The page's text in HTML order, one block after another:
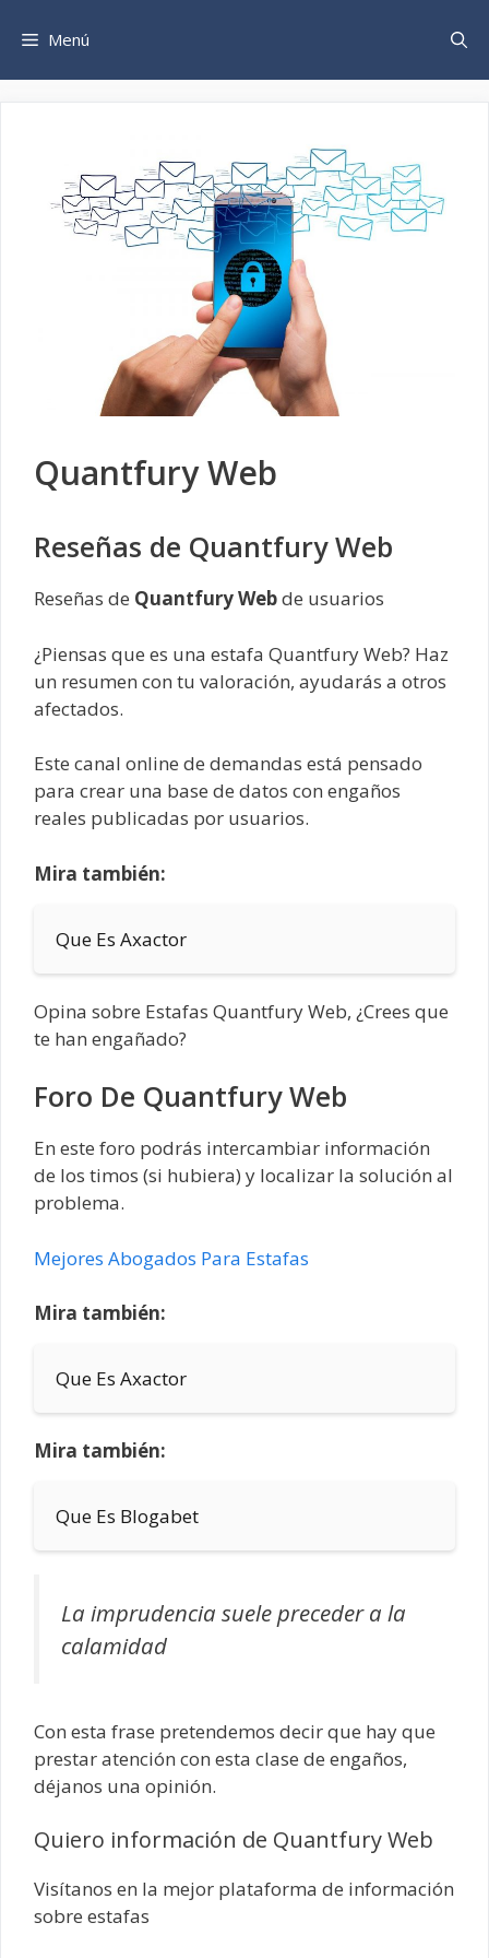
Menú
Quantfury Web
Reseñas de Quantfury Web
Reseñas de Quantfury Webde usuarios
¿Piensas que es una estafa Quantfury Web? Haz
un resumen con tu valoración, ayudarás a otros
afectados.
Este canal online de demandas está pensado
para crear una base de datos con engaños
reales publicadas por usuarios.
Mira también:
Que Es Axactor
Opina sobre Estafas Quantfury Web, ¿Crees que
te han engañado?
Foro De Quantfury Web
En este foro podrás intercambiar información
de los timos (si hubiera) y localizar la solución al
problema.
Mejores Abogados Para Estafas
Mira también:
Que Es Axactor
Mira también:
Que Es Blogabet
La imprudencia suele preceder a la
calamidad
Con esta frase pretendemos decir que hay que
prestar atención con esta clase de engaños,
déjanos una opinión.
Quiero información de Quantfury Web
Visítanos en la mejor plataforma de información
sobre estafas